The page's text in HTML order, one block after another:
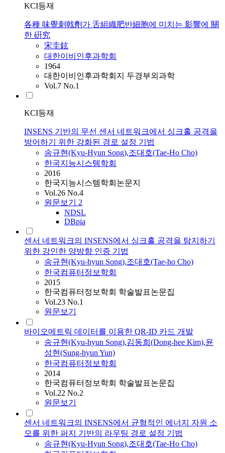
KCI등재
各種 味覺刺戟劑가 舌組織肥반細胞에 미치는 影響에 關
한 硏究
宋圭鉉
대한이비인후과학회
1964
대한이비인후과학회지 두경부외과학
Vol.7 No.1
KCI등재
INSENS 기반의 무선 센서 네트워크에서 싱크홀 공격을
방어하기 위한 강화된 경로 설정 기법
송규현(Kyu-Hyun Song),조대호(Tae-Ho Cho)
한국지능시스템학회
2016
한국지능시스템학회논문지
Vol.26 No.4
원문보기 2
NDSL
DBpia
센서 네트워크의 INSENS에서 싱크홀 공격을 탐지하기
위한 강인한 양방향 인증 기법
송규현(Kyu-hyun Song),조대호(Tae-ho Cho)
한국컴퓨터정보학회
2015
한국컴퓨터정보학회 학술발표논문집
Vol.23 No.1
원문보기
바이오메트릭 데이터를 이용한 QR-ID 카드 개발
송규현(Kyu-hyun Song),김동희(Dong-hee Kim),윤
성현(Sung-hyun Yun)
한국컴퓨터정보학회
2014
한국컴퓨터정보학회 학술발표논문집
Vol.22 No.2
원문보기
센서 네트워크의 INSENS에서 균형적인 에너지 자원 소
모를 위한 퍼지 기반의 라우팅 경로 설정 기법
송규현(Kyu-Hyun Song),조대호(Tae-Ho Cho)